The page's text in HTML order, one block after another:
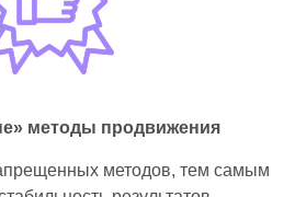
методы продвижения
методов, тем самым